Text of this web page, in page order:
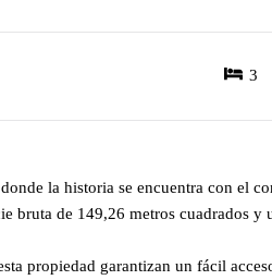
3
la historia se encuentra con el
bruta de 149,26 metros cuadrados
propiedad garantizan un fácil